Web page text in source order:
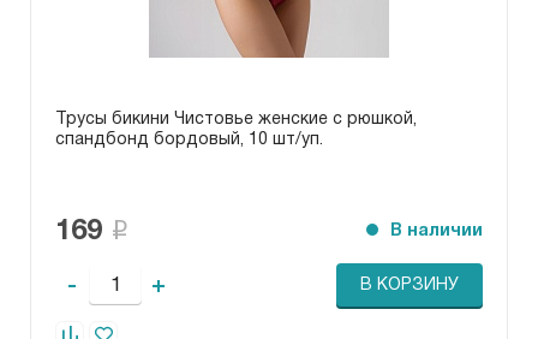
Трусы бикини Чистовье женские с рюшкой,
спандбонд бордовый, 10 шт/уп.
169 В наличии
- + В КОРЗИНУ